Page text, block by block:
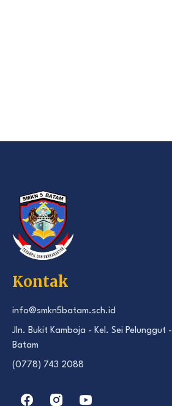
Kontak
info@smkn5batam.sch.id
Jln. Bukit Kamboja - Kel. Sei Pelunggut
Batam
(0778) 743 2088